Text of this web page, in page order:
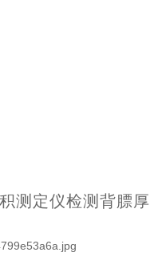
测定仪检测背膘厚